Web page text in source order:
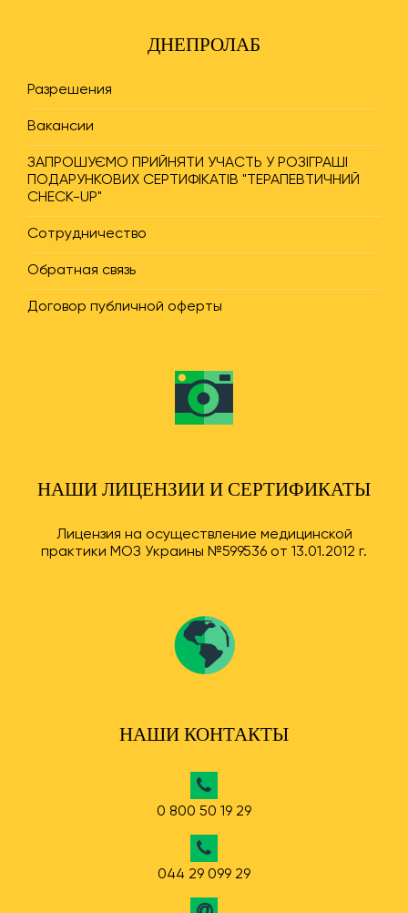
ДНЕПРОЛАБ
Разрешения
Вакансии
ЗАПРОШУЄМО ПРИЙНЯТИ УЧАСТЬ У РОЗІГРАШІ
ПОДАРУНКОВИХ СЕРТИФІКАТІВ "ТЕРАПЕВТИЧНИЙ
CHECK-UP"
Сотрудничество
Обратная связь
Договор публичной оферты
НАШИ ЛИЦЕНЗИИ И СЕРТИФИКАТЫ
Лицензия на осуществление медицинской
практики МОЗ Украины №599536 от 13.01.2012 г.
НАШИ КОНТАКТЫ
0 800 50 19 29
044 29 099 29